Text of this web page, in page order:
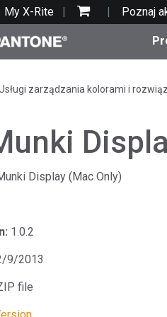
My X-Rite Poznaj
zarządzania kolorami i
Display (Mac Only)
1.0.2
9/2013
file